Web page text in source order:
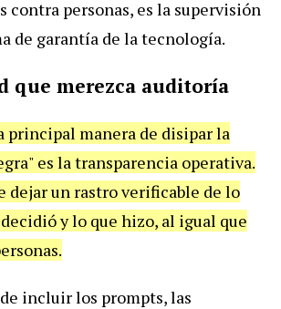
contra personas, es la supervisión
de garantía de la tecnología.
que merezca auditoría
principal manera de disipar la
es la transparencia operativa.
dejar un rastro verificable de lo
y lo que hizo, al igual que
incluir los prompts, las